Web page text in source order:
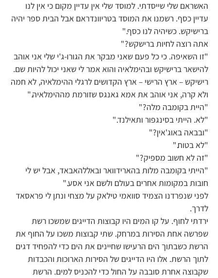
האשראם שלי שייסדתי. למוסד שלי אין עדיין מקום כי אין לנו
עדיין כסף. רשמנו את המוסד בטריוונדראם אבל הבית ספר יהיה
ברישיקש. כשיהיה לנו כסף."
אתה רוצה לחיות ברישקש?"
"זו השאיפה. כי כל פעם שאני מבקר את הגורו-ג'י שלי אני אוהב
להישאר ברישיקש ובהימלאיה והוא אמר לי שאני יכול להיות שם.
רישיקש – ארץ הרישי – ארץ הקדושים לרגלי ההימלאיה, לא חמה
ולא קרה, אני אוהב את אמא גאנגס שזורמת מההימלאיה."
"היית בקומבה מלה?"
"לא. הייתי בסינגפור ותאילנד."
"ובבאה באוג'אין?"
"לא בטוח."
"זה לא חשוב מספיק?"
"הייתי בקומבה מלות בהארידוואר ובאללהאבאד, אבל יש לי
חובות במקומות אחרים בעולם ולשם אני אסע."
לפני שנפרדנו הצמיד סוואמי טילאק על מצחי ונתן לי פראסאד
לדרך.
ירדתי לחוף. על קו המים היו קבוצות הדייגים שמשכו רשת
שפרשה אחת הסירות במרחק. שתי קבוצות משכו על החוף את
הרשת כשבתוך הים הרעישו שחיינים את הים כדי להפחיד דגים
לתוך הרשת. אלו היו הדייגים של הסירות הארוכות והכבדות
שקבוצה אחרת סובבה על החול כדי להכניס למים. הרשת